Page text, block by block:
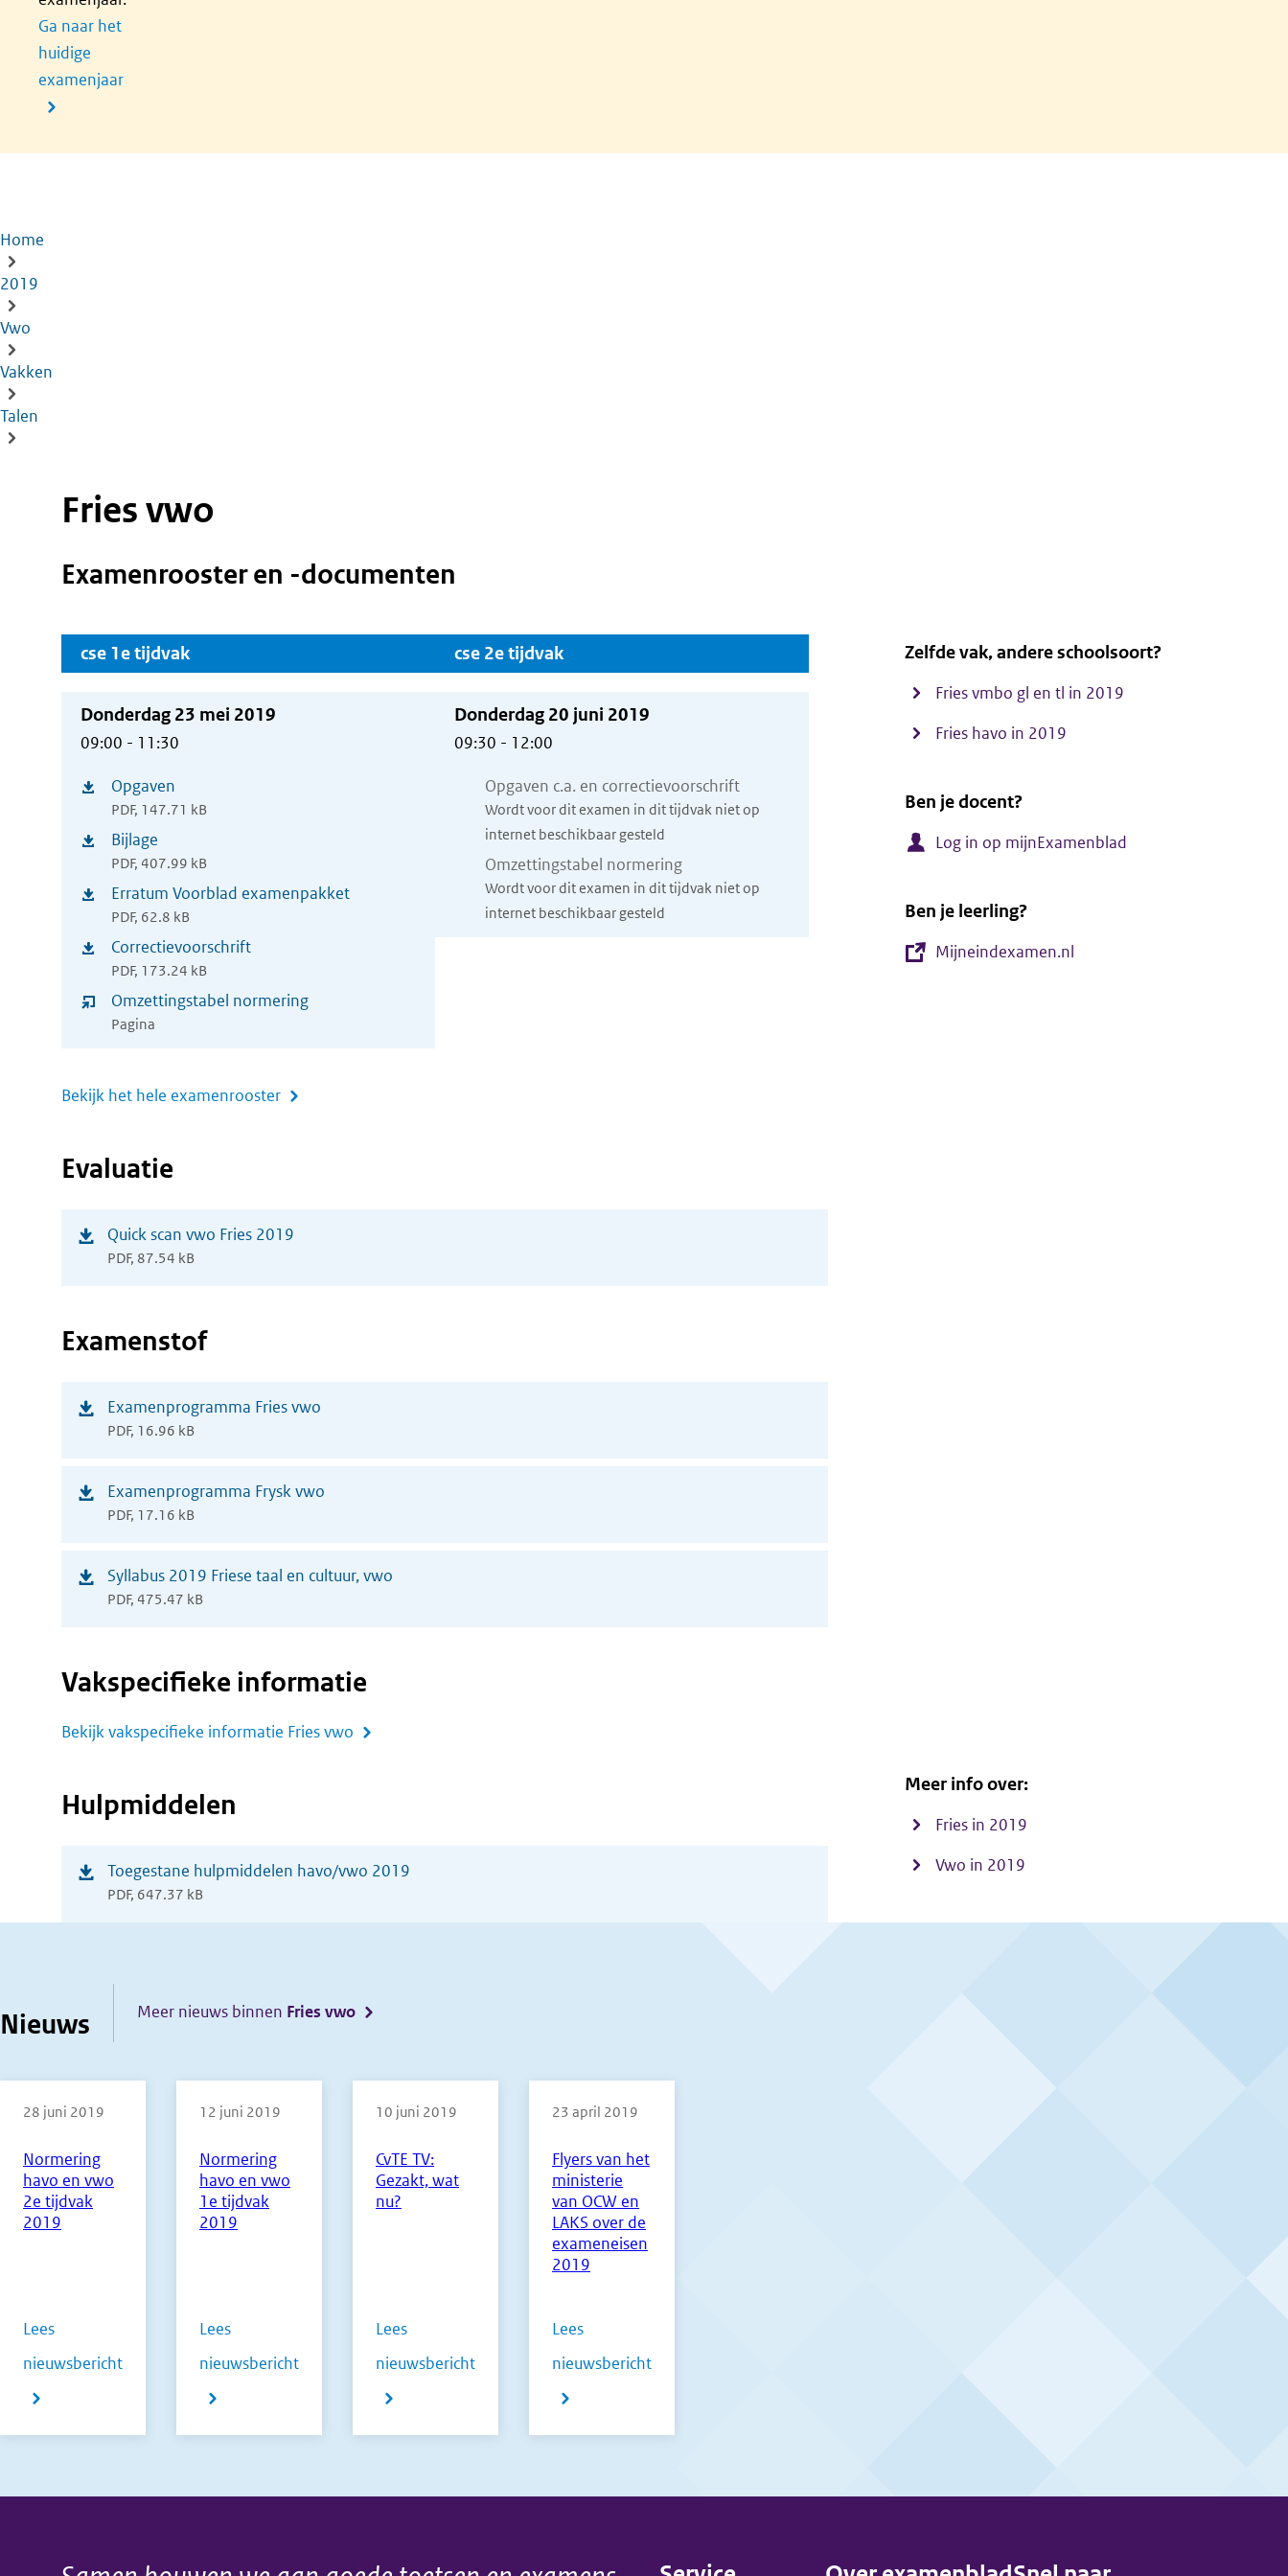
Ga naar het
huidige
examenjaar
Kruimelpad
Home
2019
Vwo
Vakken
Talen
Fries vwo
Zelfde vak, andere schoolsoort?
Fries vmbo gl en tl in 2019
Fries havo in 2019
Ben je docent?
Log in op mijnExamenblad
Ben je leerling?
Mijneindexamen.nl
Meer info over:
Fries in 2019
Vwo in 2019
Examenrooster en -documenten
cse 1e tijdvak
Donderdag 23 mei 2019
09:00 - 11:30
Opgaven
PDF, 147.71 kB
(opent
nieuw
venster)
Bijlage
PDF, 407.99 kB
(opent
nieuw
venster)
Erratum Voorblad examenpakket
PDF, 62.8 kB
(opent
nieuw
venster)
Correctievoorschrift
PDF, 173.24 kB
(opent
nieuw
Omzettingstabel normering
Pagina
cse 2e tijdvak
Donderdag 20 juni 2019
09:30 - 12:00
Opgaven c.a. en correctievoorschrift
Wordt voor dit examen in dit tijdvak niet op
internet beschikbaar gesteld
Omzettingstabel normering
Wordt voor dit examen in dit tijdvak niet op
internet beschikbaar gesteld
Bekijk het hele examenrooster
Evaluatie
Quick scan vwo Fries 2019
PDF, 87.54 kB
(opent
venster)
Examenstof
Examenprogramma Fries vwo
PDF, 16.96 kB
(opent
venster)
Examenprogramma Frysk vwo
PDF, 17.16 kB
(opent
venster)
Syllabus 2019 Friese taal en cultuur, vwo
PDF, 475.47 kB
(opent
venster)
Vakspecifieke informatie
Bekijk vakspecifieke informatie Fries vwo
Hulpmiddelen
Toegestane hulpmiddelen havo/vwo 2019
PDF, 647.37 kB
(opent
Nieuws
Normering
havo en vwo
2e tijdvak
2019
28 juni 2019
Lees
nieuwsbericht
over
Normering
en
Normering
havo en vwo
1e tijdvak
2019
12 juni 2019
Lees
nieuwsbericht
over
Normering
en
1e
CvTE TV:
Gezakt, wat
nu?
10 juni 2019
Lees
nieuwsbericht
over
CvTE
Gezakt,
nu?
Flyers van het
ministerie
van OCW en
LAKS over de
exameneisen
2019
23 april 2019
Lees
nieuwsbericht
over
Flyers
het
van
Meer nieuws binnen Fries vwo